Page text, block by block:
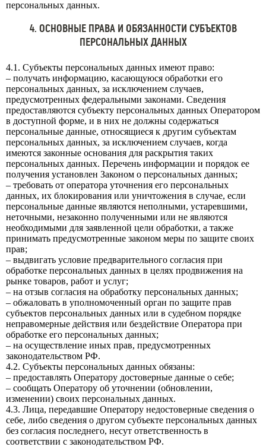
персональных данных.
4. ОСНОВНЫЕ ПРАВА И ОБЯЗАННОСТИ СУБЪЕКТОВ
ПЕРСОНАЛЬНЫХ ДАННЫХ
4.1. Субъекты персональных данных имеют право:
– получать информацию, касающуюся обработки его
персональных данных, за исключением случаев,
предусмотренных федеральными законами. Сведения
предоставляются субъекту персональных данных Оператором
в доступной форме, и в них не должны содержаться
персональные данные, относящиеся к другим субъектам
персональных данных, за исключением случаев, когда
имеются законные основания для раскрытия таких
персональных данных. Перечень информации и порядок ее
получения установлен Законом о персональных данных;
– требовать от оператора уточнения его персональных
данных, их блокирования или уничтожения в случае, если
персональные данные являются неполными, устаревшими,
неточными, незаконно полученными или не являются
необходимыми для заявленной цели обработки, а также
принимать предусмотренные законом меры по защите своих
прав;
– выдвигать условие предварительного согласия при
обработке персональных данных в целях продвижения на
рынке товаров, работ и услуг;
– на отзыв согласия на обработку персональных данных;
– обжаловать в уполномоченный орган по защите прав
субъектов персональных данных или в судебном порядке
неправомерные действия или бездействие Оператора при
обработке его персональных данных;
– на осуществление иных прав, предусмотренных
законодательством РФ.
4.2. Субъекты персональных данных обязаны:
– предоставлять Оператору достоверные данные о себе;
– сообщать Оператору об уточнении (обновлении,
изменении) своих персональных данных.
4.3. Лица, передавшие Оператору недостоверные сведения о
себе, либо сведения о другом субъекте персональных данных
без согласия последнего, несут ответственность в
соответствии с законодательством РФ.